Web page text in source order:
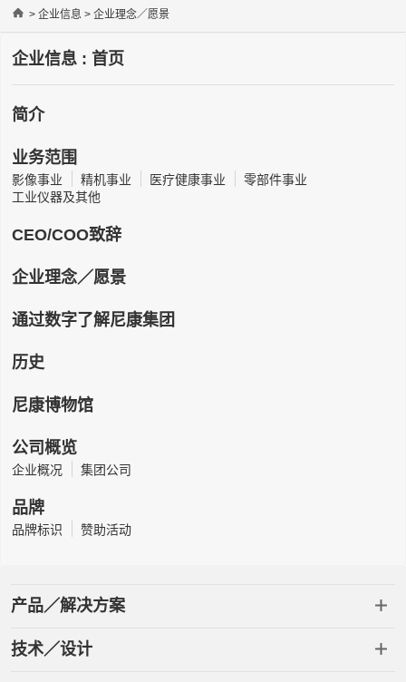
Home
> 企业信息> 企业理念／愿景
企业信息 : 首页
简介
业务范围
影像事业 精机事业 医疗健康事业
零部件事业
工业仪器及其他
CEO/COO致辞
企业理念／愿景
通过数字了解尼康集团
历史
尼康博物馆
公司概览
企业概况 集团公司
品牌
品牌标识 赞助活动
产品／解决方案
技术／设计